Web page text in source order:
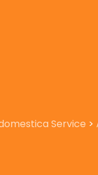
Service >